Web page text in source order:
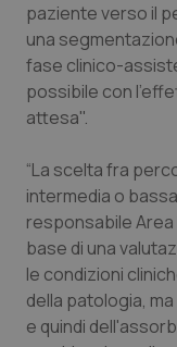
Umbria
Valle D’Aosta
Veneto
Oftalmologia
Oncologia
Psoriasi &
Quotidiano
paziente verso il
una
fase clinico-
possibile con
attesa".
“La scelta fra
intermedia o
responsabile Area
base di una
le condizioni
della patologia,
e quindi